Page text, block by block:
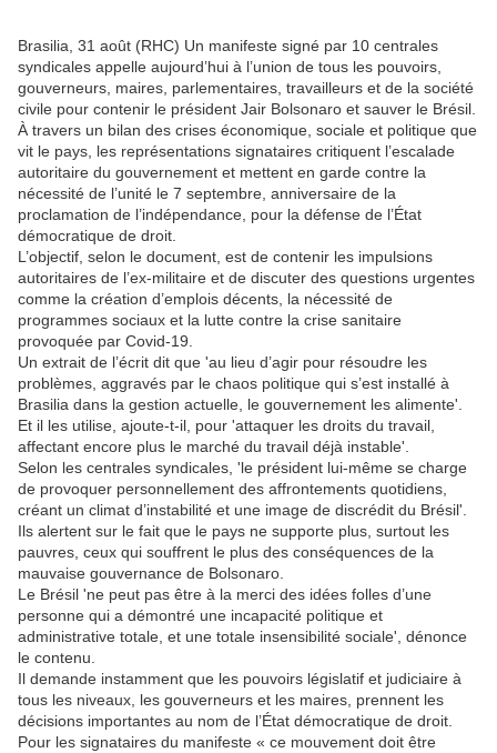
Brasilia, 31 août (RHC) Un manifeste signé par 10 centrales
syndicales appelle aujourd’hui à l’union de tous les pouvoirs,
gouverneurs, maires, parlementaires, travailleurs et de la société
civile pour contenir le président Jair Bolsonaro et sauver le Brésil.
À travers un bilan des crises économique, sociale et politique que
vit le pays, les représentations signataires critiquent l’escalade
autoritaire du gouvernement et mettent en garde contre la
nécessité de l’unité le 7 septembre, anniversaire de la
proclamation de l’indépendance, pour la défense de l’État
démocratique de droit.
L’objectif, selon le document, est de contenir les impulsions
autoritaires de l’ex-militaire et de discuter des questions urgentes
comme la création d’emplois décents, la nécessité de
programmes sociaux et la lutte contre la crise sanitaire
provoquée par Covid-19.
Un extrait de l’écrit dit que 'au lieu d’agir pour résoudre les
problèmes, aggravés par le chaos politique qui s’est installé à
Brasilia dans la gestion actuelle, le gouvernement les alimente'.
Et il les utilise, ajoute-t-il, pour 'attaquer les droits du travail,
affectant encore plus le marché du travail déjà instable'.
Selon les centrales syndicales, 'le président lui-même se charge
de provoquer personnellement des affrontements quotidiens,
créant un climat d’instabilité et une image de discrédit du Brésil'.
Ils alertent sur le fait que le pays ne supporte plus, surtout les
pauvres, ceux qui souffrent le plus des conséquences de la
mauvaise gouvernance de Bolsonaro.
Le Brésil 'ne peut pas être à la merci des idées folles d’une
personne qui a démontré une incapacité politique et
administrative totale, et une totale insensibilité sociale', dénonce
le contenu.
Il demande instamment que les pouvoirs législatif et judiciaire à
tous les niveaux, les gouverneurs et les maires, prennent les
décisions importantes au nom de l’État démocratique de droit.
Pour les signataires du manifeste « ce mouvement doit être